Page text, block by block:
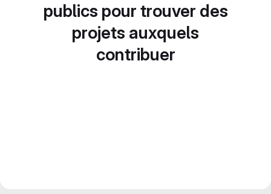
publics pour trouver des
projets auxquels
contribuer